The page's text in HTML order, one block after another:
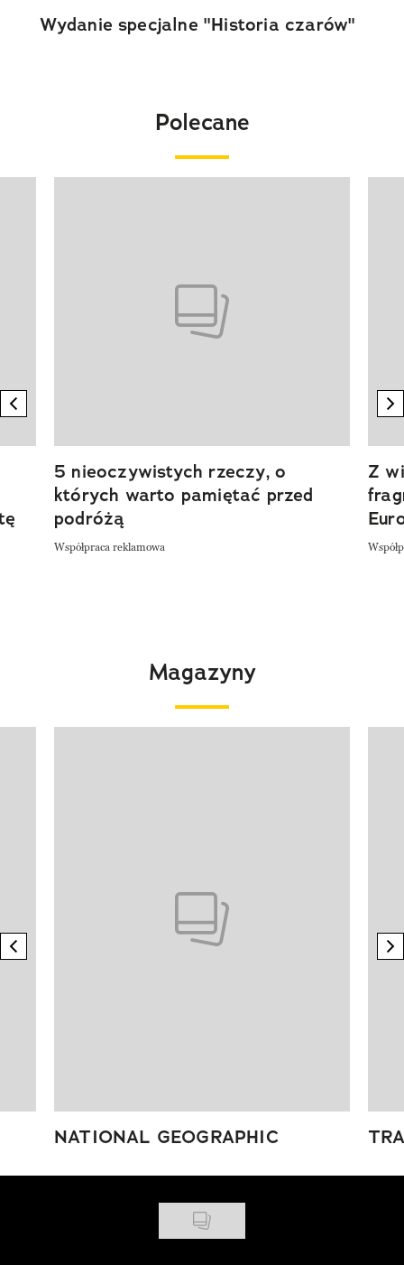
Wydanie specjalne "Historia czarów"
Polecane
previous element
5 nieoczywistych rzeczy, o
których warto pamiętać przed
podróżą
Współpraca reklamowa
Z
Magazyny
previous element
NATIONAL GEOGRAPHIC